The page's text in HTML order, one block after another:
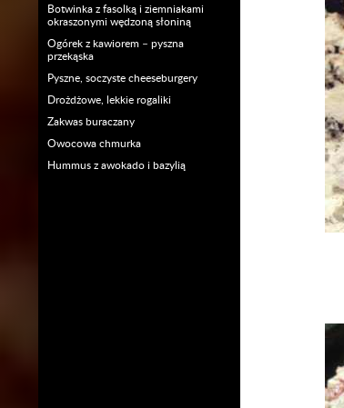
Botwinka z fasolką i ziemniakami
okraszonymi wędzoną słoniną
Ogórek z kawiorem – pyszna
przekąska
Pyszne, soczyste cheeseburgery
Drożdżowe, lekkie rogaliki
Zakwas buraczany
Owocowa chmurka
Hummus z awokado i bazylią